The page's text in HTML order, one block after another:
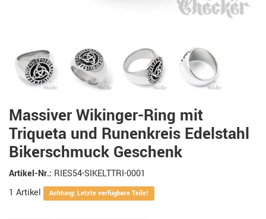
Massiver Wikinger-Ring mit
Triqueta und Runenkreis Edelstahl
Bikerschmuck Geschenk
Artikel-Nr.: RIES54-SIKELTTRI-0001
1 Artikel Achtung: Letzte verfügbare Teile!